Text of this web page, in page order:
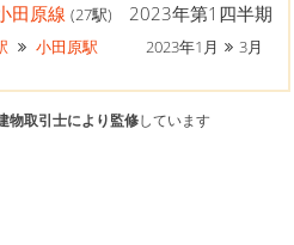
田原線 (27駅)
小田原駅
2023年第1四半期
2023年1月 3月
物取引士により監修しています